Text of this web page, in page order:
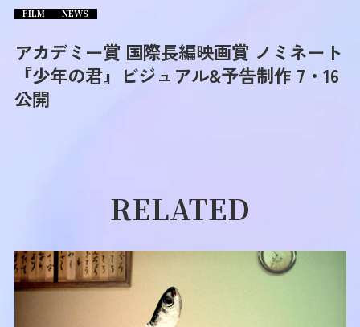
FILM NEWS
アカデミー賞 国際長編映画賞 ノミネート
『少年の君』ビジュアル&予告制作 7・16
公開
RELATED